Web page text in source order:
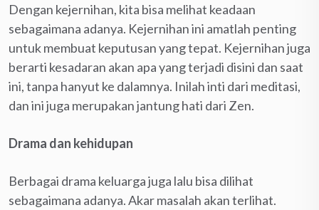
Dengan kejernihan, kita bisa melihat keadaan
sebagaimana adanya. Kejernihan ini amatlah penting
untuk membuat keputusan yang tepat. Kejernihan juga
berarti kesadaran akan apa yang terjadi disini dan saat
ini, tanpa hanyut ke dalamnya. Inilah inti dari meditasi,
dan ini juga merupakan jantung hati dari Zen.
Drama dan kehidupan
Berbagai drama keluarga juga lalu bisa dilihat
sebagaimana adanya. Akar masalah akan terlihat.